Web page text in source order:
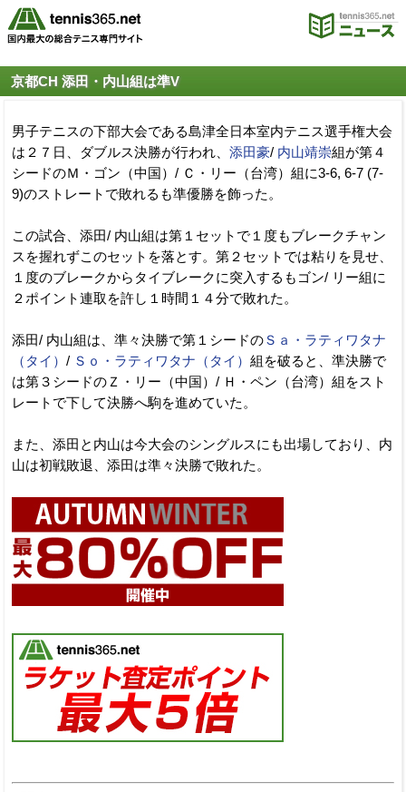
京都CH 添田・内山組は準V
男子テニスの下部大会である島津全日本室内テニス選手権大会
は２７日、ダブルス決勝が行われ、 添田豪/ 内山靖崇組が第４
シードのＭ・ゴン（中国）/ Ｃ・リー（台湾）組に3-6, 6-7 (7-
9)のストレートで敗れるも準優勝を飾った。
この試合、添田/ 内山組は第１セットで１度もブレークチャン
スを握れずこのセットを落とす。第２セットでは粘りを見せ、
１度のブレークからタイブレークに突入するもゴン/ リー組に
２ポイント連取を許し１時間１４分で敗れた。
添田/ 内山組は、準々決勝で第１シードのＳａ・ラティワタナ
（タイ） / Ｓｏ・ラティワタナ（タイ） 組を破ると、準決勝で
は第３シードのＺ・リー（中国）/ Ｈ・ペン（台湾）組をスト
レートで下して決勝へ駒を進めていた。
また、添田と内山は今大会のシングルスにも出場しており、内
山は初戦敗退、添田は準々決勝で敗れた。